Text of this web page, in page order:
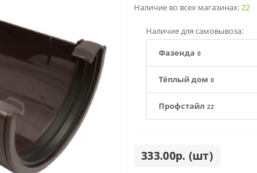
Наличие во всех магазинах:22
Наличие для самовывоза:
Фазенда 0
Тёплый дом 0
Профстайл 22
333.00р. (шт)